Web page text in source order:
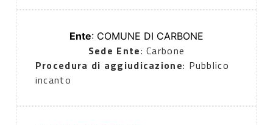
Ente: COMUNE DI CARBONE
Sede Ente: Carbone
Procedura di aggiudicazione: Pubblico
incanto